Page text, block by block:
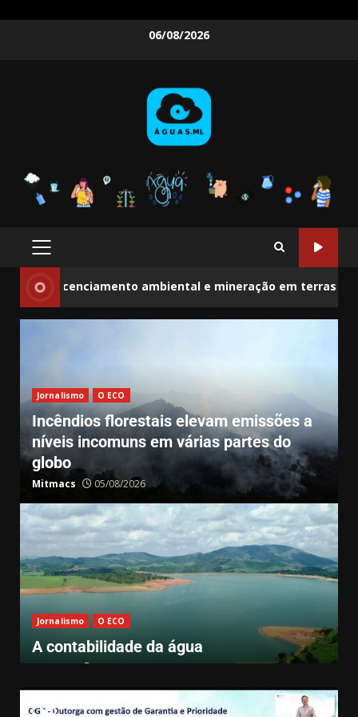
06/08/2026
PRIMARY
ambiental e mineração em terras indígenas
Jornalismo O ECO
Incêndios florestais elevam emissões a
níveis incomuns em várias partes do
globo
Mitmacs 05/08/2026
Jornalismo O ECO
A contabilidade da água
Mitmacs 05/08/2026